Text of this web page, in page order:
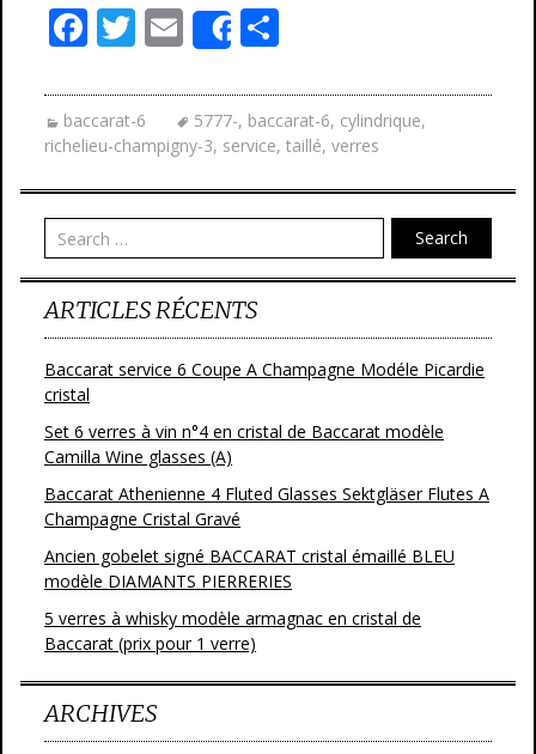
F
e
b
o
o
k
T
itt
er
E
m
ai
l
Share
ta
g
er
baccarat-6 5777-, baccarat-6, cylindrique,
richelieu-champigny-3, service, taillé, verres
Search
ARTICLES RÉCENTS
Baccarat service 6 Coupe A Champagne Modéle Picardie
cristal
Set 6 verres à vin n°4 en cristal de Baccarat modèle
Camilla Wine glasses (A)
Baccarat Athenienne 4 Fluted Glasses Sektgläser Flutes A
Champagne Cristal Gravé
Ancien gobelet signé BACCARAT cristal émaillé BLEU
modèle DIAMANTS PIERRERIES
5 verres à whisky modèle armagnac en cristal de
Baccarat (prix pour 1 verre)
ARCHIVES